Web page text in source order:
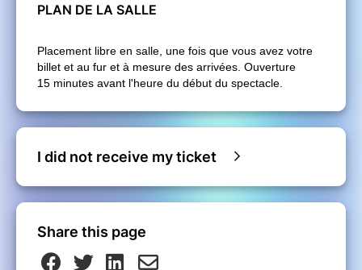
PLAN DE LA SALLE
Placement libre en salle, une fois que vous avez votre
billet et au fur et à mesure des arrivées. Ouverture
15 minutes avant l'heure du début du spectacle.
I did not receive my ticket
Share this page